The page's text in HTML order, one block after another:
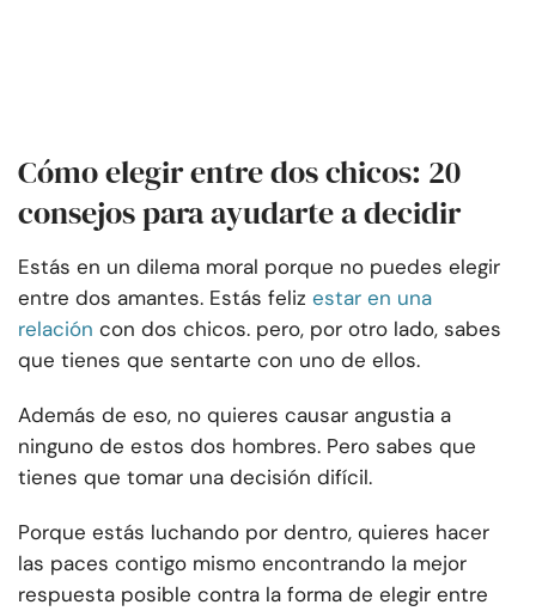
Cómo elegir entre dos chicos: 20
consejos para ayudarte a decidir
Estás en un dilema moral porque no puedes elegir
entre dos amantes. Estás feliz estar en una
relación con dos chicos. pero, por otro lado, sabes
que tienes que sentarte con uno de ellos.
Además de eso, no quieres causar angustia a
ninguno de estos dos hombres. Pero sabes que
tienes que tomar una decisión difícil.
Porque estás luchando por dentro, quieres hacer
las paces contigo mismo encontrando la mejor
respuesta posible contra la forma de elegir entre